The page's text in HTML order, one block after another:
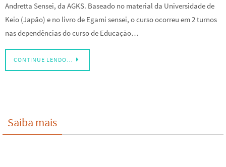
Andretta Sensei, da AGKS. Baseado no material da Universidade de
Keio (Japão) e no livro de Egami sensei, o curso ocorreu em 2 turnos
nas dependências do curso de Educação…
CONTINUE LENDO…
Saiba mais